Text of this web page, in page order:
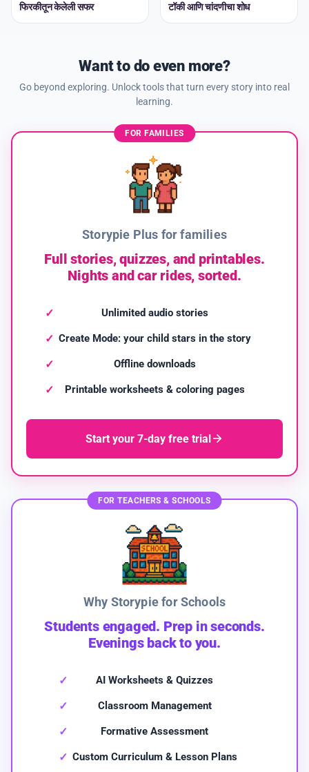
फिरकीतून केलेली सफर टॉकी आणि चांदणीचा शोध
Want to do even more?
Go beyond exploring. Unlock tools that turn every story into real
learning.
FOR FAMILIES
Storypie Plus for families
Full stories, quizzes, and printables.
Nights and car rides, sorted.
Unlimited audio stories
Create Mode: your child stars in the story
Offline downloads
Printable worksheets & coloring pages
Start your 7-day free trial
FOR TEACHERS & SCHOOLS
Why Storypie for Schools
Students engaged. Prep in seconds.
Evenings back to you.
AI Worksheets & Quizzes
Classroom Management
Formative Assessment
Custom Curriculum & Lesson Plans